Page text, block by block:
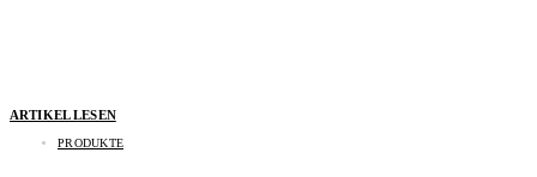
ARTIKEL LESEN
PRODUKTE